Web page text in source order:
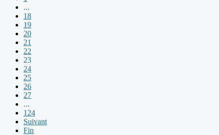
...
18
19
20
21
22
23
24
25
26
27
...
124
Suivant
Fin